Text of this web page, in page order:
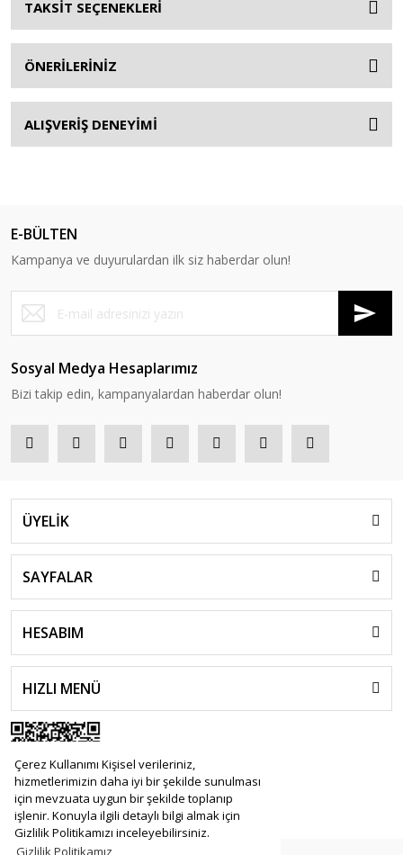
Çerez Kullanımı Kişisel verileriniz,
hizmetlerimizin daha iyi bir şekilde sunulması
için mevzuata uygun bir şekilde toplanıp
işlenir. Konuyla ilgili detaylı bilgi almak için
Gizlilik Politikamızı inceleyebilirsiniz.
TAKSİT SEÇENEKLERİ
ÖNERİLERİNİZ
ALIŞVERİŞ DENEYİMİ
E-BÜLTEN
Kampanya ve duyurulardan ilk siz haberdar olun!
Sosyal Medya Hesaplarımız
Bizi takip edin, kampanyalardan haberdar olun!
ÜYELİK
SAYFALAR
HESABIM
HIZLI MENÜ